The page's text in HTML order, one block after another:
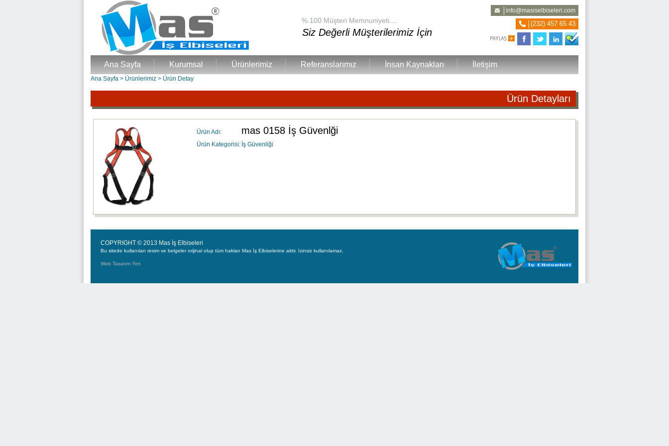
% 100 Müşteri Memnuniyeti....
Siz Değerli Müşterilerimiz İçin
info@masiselbiseleri.com
(232) 457 65 43
Ana Sayfa Kurumsal Ürünlerimiz Referanslarımız İnsan Kaynakları İletişim
Ana Sayfa > Ürünlerimiz > Ürün Detay
Ürün Detayları
Ürün Adı: mas 0158 İş Güvenlği
Ürün Kategorisi: İş Güvenliği
COPYRIGHT © 2013 Mas İş Elbiseleri
Bu sitede kullanılan resim ve belgeler orijinal olup tüm hakları Mas İş Elbiselerine aittir. İzinsiz kullanılamaz.
Web Tasarım Yeri